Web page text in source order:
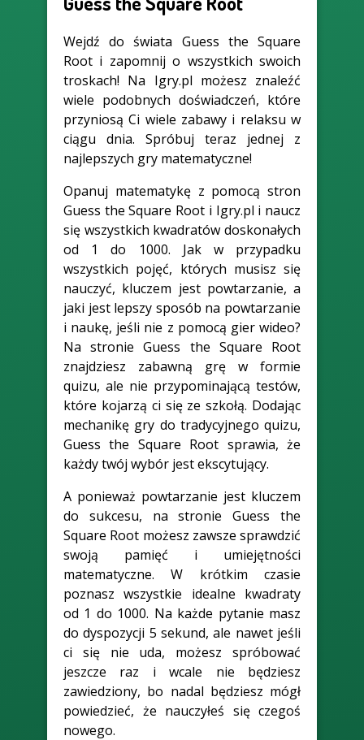
Wejdź do świata Guess the Square
Root i zapomnij o wszystkich swoich
troskach! Na Igry.pl możesz znaleźć
wiele podobnych doświadczeń, które
przyniosą Ci wiele zabawy i relaksu w
ciągu dnia. Spróbuj teraz jednej z
najlepszych gry matematyczne!
Opanuj matematykę z pomocą stron
Guess the Square Root i Igry.pl i naucz
się wszystkich kwadratów doskonałych
od 1 do 1000. Jak w przypadku
wszystkich pojęć, których musisz się
nauczyć, kluczem jest powtarzanie, a
jaki jest lepszy sposób na powtarzanie
i naukę, jeśli nie z pomocą gier wideo?
Na stronie Guess the Square Root
znajdziesz zabawną grę w formie
quizu, ale nie przypominającą testów,
które kojarzą ci się ze szkołą. Dodając
mechanikę gry do tradycyjnego quizu,
Guess the Square Root sprawia, że
każdy twój wybór jest ekscytujący.
A ponieważ powtarzanie jest kluczem
do sukcesu, na stronie Guess the
Square Root możesz zawsze sprawdzić
swoją pamięć i umiejętności
matematyczne. W krótkim czasie
poznasz wszystkie idealne kwadraty
od 1 do 1000. Na każde pytanie masz
do dyspozycji 5 sekund, ale nawet jeśli
ci się nie uda, możesz spróbować
jeszcze raz i wcale nie będziesz
zawiedziony, bo nadal będziesz mógł
powiedzieć, że nauczyłeś się czegoś
nowego.